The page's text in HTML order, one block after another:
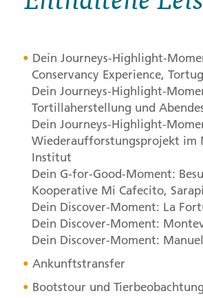
Dein Journeys-Highlight-
Conservancy Experience,
Dein Journeys-Highlight-
Tortillaherstellung und
Dein Journeys-Highlight-
Wiederaufforstungsprojekt im
Institut
Dein G-for-Good-Moment:
Kooperative Mi Cafecito,
Dein Discover-Moment: La
Dein Discover-Moment:
Dein Discover-Moment:
Ankunftstransfer
Bootstour und